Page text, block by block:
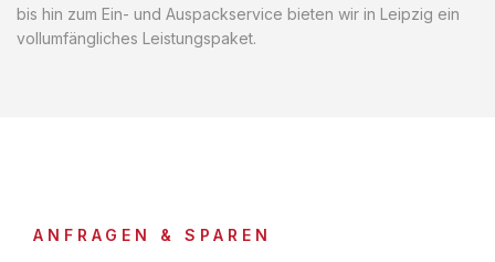
bis hin zum Ein- und Auspackservice bieten wir in Leipzig ein
vollumfängliches Leistungspaket.
ANFRAGEN & SPAREN